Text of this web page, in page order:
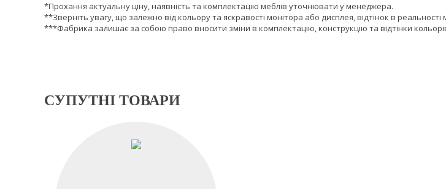
*Прохання актуальну ціну, наявність та комплектацію меблів уточнювати у менеджера.
**Зверніть увагу, що залежно від кольору та яскравості монітора або дисплея, відтінок в
***Фабрика залишає за собою право вносити зміни в комплектацію, конструкцію та відтінки
СУПУТНІ ТОВАРИ